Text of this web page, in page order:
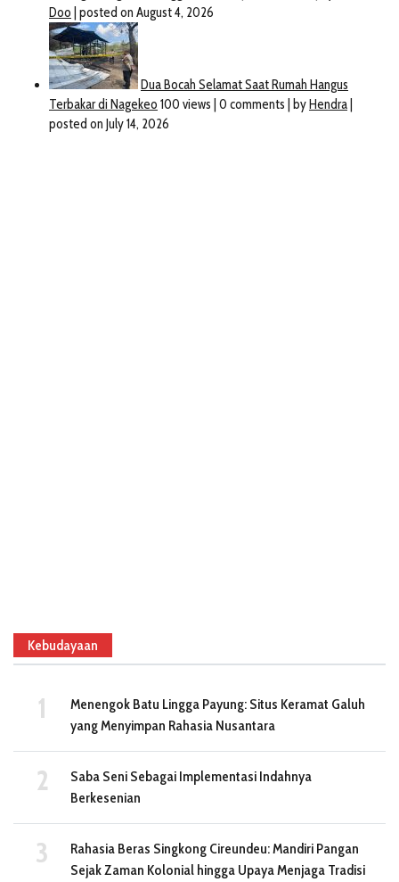
Kebudayaan
Menengok Batu Lingga Payung: Situs Keramat Galuh
yang Menyimpan Rahasia Nusantara
Saba Seni Sebagai Implementasi Indahnya
Berkesenian
Rahasia Beras Singkong Cireundeu: Mandiri Pangan
Sejak Zaman Kolonial hingga Upaya Menjaga Tradisi